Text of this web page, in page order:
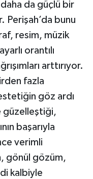
da güçlü bir
Perişah’da bunu
resim, müzik
orantılı
arttırıyor.
fazla
göz ardı
güzelleştiği,
başarıyla
verimli
gönül gözüm,
kalbiyle